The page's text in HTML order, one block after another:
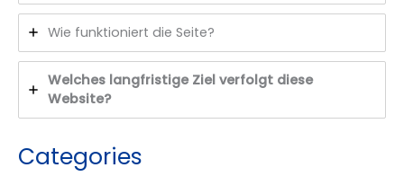
Wie funktioniert die Seite?
Welches langfristige Ziel verfolgt diese
Website?
Categories